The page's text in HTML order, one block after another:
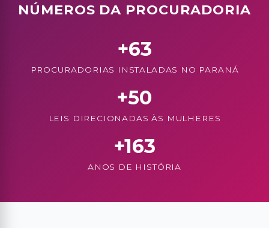
NÚMEROS DA PROCURADORIA
+63
PROCURADORIAS INSTALADAS NO PARANÁ
+50
LEIS DIRECIONADAS ÀS MULHERES
+163
ANOS DE HISTÓRIA